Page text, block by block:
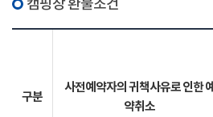
캠핑장 환불조건
구분
사전예약자의 귀책사유로 인한 예
약취소